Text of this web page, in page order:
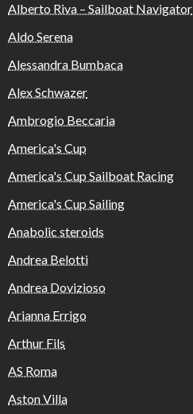
Alberto Riva – Sailboat Navigator
Aldo Serena
Alessandra Bumbaca
Alex Schwazer
Ambrogio Beccaria
America's Cup
America's Cup Sailboat Racing
America's Cup Sailing
Anabolic steroids
Andrea Belotti
Andrea Dovizioso
Arianna Errigo
Arthur Fils
AS Roma
Aston Villa